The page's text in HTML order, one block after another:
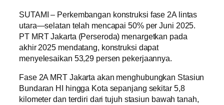
SUTAMI – Perkembangan konstruksi fase 2A lintas
utara—selatan telah mencapai 50% per Juni 2025.
PT MRT Jakarta (Perseroda) menargetkan pada
akhir 2025 mendatang, konstruksi dapat
menyelesaikan 53,29 persen pekerjaannya.
Fase 2A MRT Jakarta akan menghubungkan Stasiun
Bundaran HI hingga Kota sepanjang sekitar 5,8
kilometer dan terdiri dari tujuh stasiun bawah tanah,